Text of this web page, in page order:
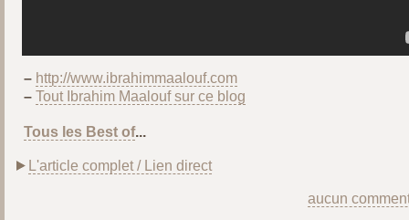
– http://www.ibrahimmaalouf.com
– Tout Ibrahim Maalouf sur ce blog
Tous les Best of...
L'article complet / Lien direct
aucun